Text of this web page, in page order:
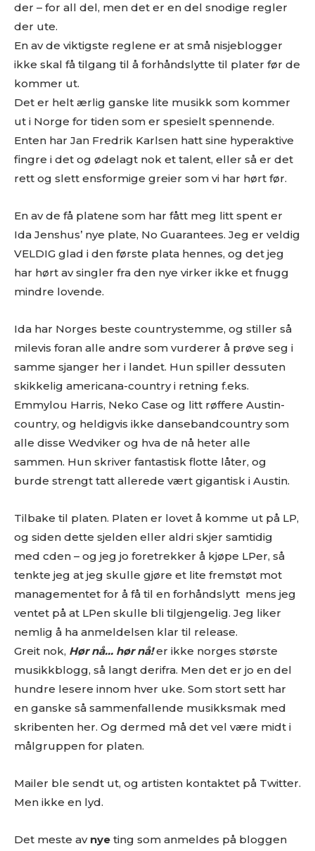
der – for all del, men det er en del snodige regler
der ute.
En av de viktigste reglene er at små nisjeblogger
ikke skal få tilgang til å forhåndslytte til plater før de
kommer ut.
Det er helt ærlig ganske lite musikk som kommer
ut i Norge for tiden som er spesielt spennende.
Enten har Jan Fredrik Karlsen hatt sine hyperaktive
fingre i det og ødelagt nok et talent, eller så er det
rett og slett ensformige greier som vi har hørt før.
En av de få platene som har fått meg litt spent er
Ida Jenshus’ nye plate, No Guarantees. Jeg er veldig
VELDIG glad i den første plata hennes, og det jeg
har hørt av singler fra den nye virker ikke et fnugg
mindre lovende.
Ida har Norges beste countrystemme, og stiller så
milevis foran alle andre som vurderer å prøve seg i
samme sjanger her i landet. Hun spiller dessuten
skikkelig americana-country i retning f.eks.
Emmylou Harris, Neko Case og litt røffere Austin-
country, og heldigvis ikke dansebandcountry som
alle disse Wedviker og hva de nå heter alle
sammen. Hun skriver fantastisk flotte låter, og
burde strengt tatt allerede vært gigantisk i Austin.
Tilbake til platen. Platen er lovet å komme ut på LP,
og siden dette sjelden eller aldri skjer samtidig
med cden – og jeg jo foretrekker å kjøpe LPer, så
tenkte jeg at jeg skulle gjøre et lite fremstøt mot
managementet for å få til en forhåndslytt mens jeg
ventet på at LPen skulle bli tilgjengelig. Jeg liker
nemlig å ha anmeldelsen klar til release.
Greit nok, Hør nå… hør nå!er ikke norges største
musikkblogg, så langt derifra. Men det er jo en del
hundre lesere innom hver uke. Som stort sett har
en ganske så sammenfallende musikksmak med
skribenten her. Og dermed må det vel være midt i
målgruppen for platen.
Mailer ble sendt ut, og artisten kontaktet på Twitter.
Men ikke en lyd.
Det meste av nye ting som anmeldes på bloggen